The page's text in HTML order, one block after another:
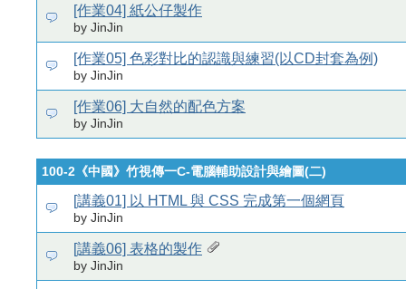
[作業04] 紙公仔製作
by JinJin
[作業05] 色彩對比的認識與練習(以CD封套為例)
by JinJin
[作業06] 大自然的配色方案
by JinJin
100-2《中國》竹視傳一C-電腦輔助設計與繪圖(二)
[講義01] 以 HTML 與 CSS 完成第一個網頁
by JinJin
[講義06] 表格的製作
by JinJin